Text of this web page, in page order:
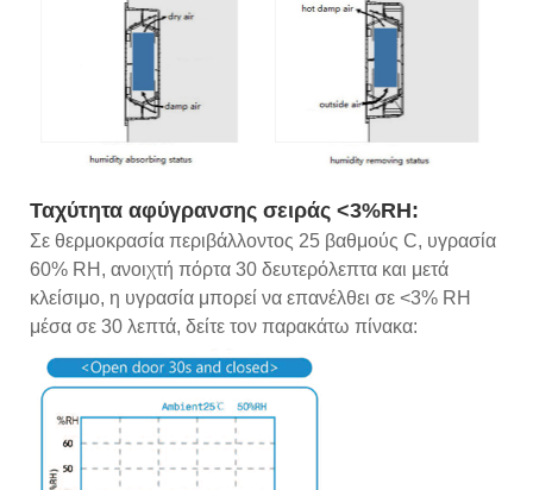
Ταχύτητα αφύγρανσης σειράς <3%RH:
Σε θερμοκρασία περιβάλλοντος 25 βαθμούς C, υγρασία
60% RH, ανοιχτή πόρτα 30 δευτερόλεπτα και μετά
κλείσιμο, η υγρασία μπορεί να επανέλθει σε <3% RH
μέσα σε 30 λεπτά, δείτε τον παρακάτω πίνακα: